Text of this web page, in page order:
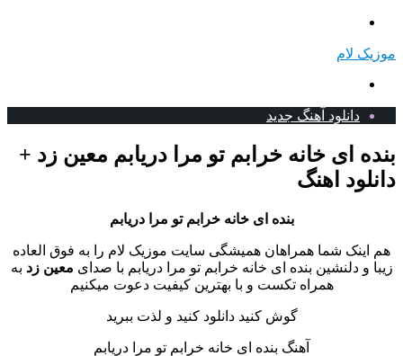
موزیک لام
دانلود آهنگ جدید
بنده ای خانه خرابم تو مرا دریابم معین زد +
دانلود اهنگ
بنده ای خانه خرابم تو مرا دریابم
هم اینک شما همراهان همیشگی سایت موزیک لام را به فوق العاده
زیبا و دلنشین بنده ای خانه خرابم تو مرا دریابم با صدای معین زد به
همراه تکست و با بهترین کیفیت دعوت میکنیم
گوش کنید دانلود کنید و لذت ببرید
آهنگ بنده ای خانه خرابم تو مرا دریابم